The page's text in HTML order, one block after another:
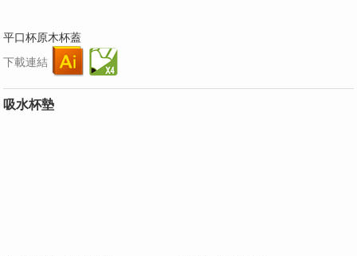
平口杯原木杯蓋
下載連結
吸水杯墊